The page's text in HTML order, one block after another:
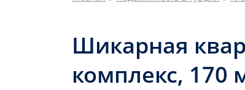
Шикарная
комплекс, 170